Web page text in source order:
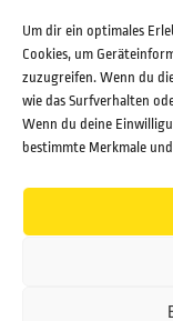
Um dir ein optimales
Cookies, um
zuzugreifen. Wenn du
wie das Surfverhalten
Wenn du deine
bestimmte Merkmale
UNTERNEHMEN
Über OVB24
Karriere
08031 / 40904-0